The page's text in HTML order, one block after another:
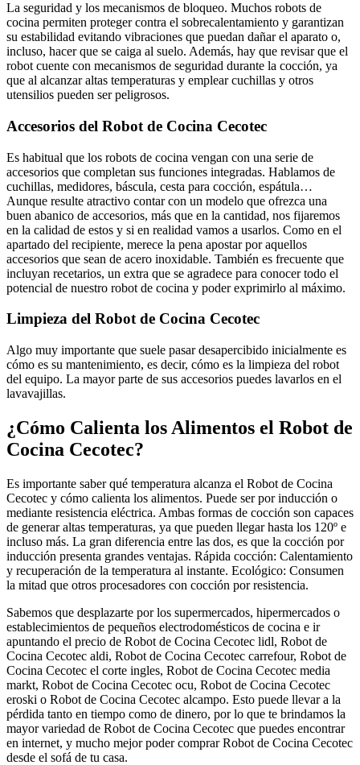
La seguridad y los mecanismos de bloqueo. Muchos robots de
cocina permiten proteger contra el sobrecalentamiento y garantizan
su estabilidad evitando vibraciones que puedan dañar el aparato o,
incluso, hacer que se caiga al suelo. Además, hay que revisar que el
robot cuente con mecanismos de seguridad durante la cocción, ya
que al alcanzar altas temperaturas y emplear cuchillas y otros
utensilios pueden ser peligrosos.
Accesorios del Robot de Cocina Cecotec
Es habitual que los robots de cocina vengan con una serie de
accesorios que completan sus funciones integradas. Hablamos de
cuchillas, medidores, báscula, cesta para cocción, espátula…
Aunque resulte atractivo contar con un modelo que ofrezca una
buen abanico de accesorios, más que en la cantidad, nos fijaremos
en la calidad de estos y si en realidad vamos a usarlos. Como en el
apartado del recipiente, merece la pena apostar por aquellos
accesorios que sean de acero inoxidable. También es frecuente que
incluyan recetarios, un extra que se agradece para conocer todo el
potencial de nuestro robot de cocina y poder exprimirlo al máximo.
Limpieza del Robot de Cocina Cecotec
Algo muy importante que suele pasar desapercibido inicialmente es
cómo es su mantenimiento, es decir, cómo es la limpieza del robot
del equipo. La mayor parte de sus accesorios puedes lavarlos en el
lavavajillas.
¿Cómo Calienta los Alimentos el Robot de
Cocina Cecotec?
Es importante saber qué temperatura alcanza el Robot de Cocina
Cecotec y cómo calienta los alimentos. Puede ser por inducción o
mediante resistencia eléctrica. Ambas formas de cocción son capaces
de generar altas temperaturas, ya que pueden llegar hasta los 120º e
incluso más. La gran diferencia entre las dos, es que la cocción por
inducción presenta grandes ventajas. Rápida cocción: Calentamiento
y recuperación de la temperatura al instante. Ecológico: Consumen
la mitad que otros procesadores con cocción por resistencia.
Sabemos que desplazarte por los supermercados, hipermercados o
establecimientos de pequeños electrodomésticos de cocina e ir
apuntando el precio de Robot de Cocina Cecotec lidl, Robot de
Cocina Cecotec aldi, Robot de Cocina Cecotec carrefour, Robot de
Cocina Cecotec el corte ingles, Robot de Cocina Cecotec media
markt, Robot de Cocina Cecotec ocu, Robot de Cocina Cecotec
eroski o Robot de Cocina Cecotec alcampo. Esto puede llevar a la
pérdida tanto en tiempo como de dinero, por lo que te brindamos la
mayor variedad de Robot de Cocina Cecotec que puedes encontrar
en internet, y mucho mejor poder comprar Robot de Cocina Cecotec
desde el sofá de tu casa.